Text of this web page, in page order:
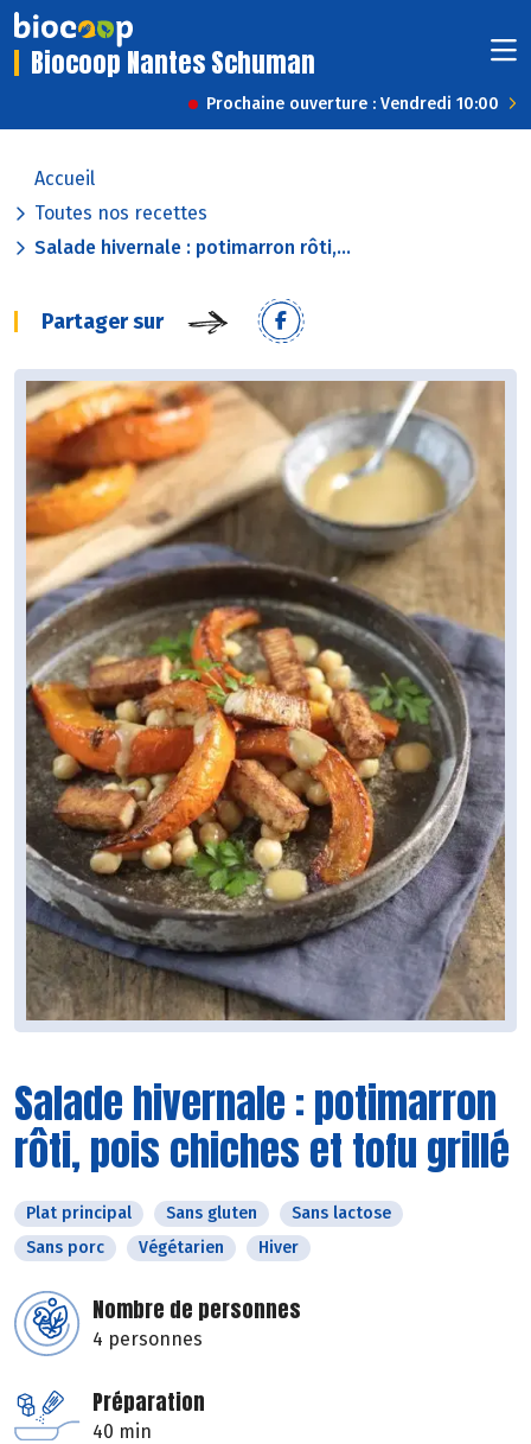
Biocoop Nantes Schuman
Prochaine ouverture : Vendredi 10:00
Accueil
Toutes nos recettes
Salade hivernale : potimarron rôti,...
Partager sur
Salade hivernale : potimarron
rôti, pois chiches et tofu grillé
Plat principal Sans gluten
Sans lactose
Sans porc
Végétarien Hiver
Nombre de personnes
4 personnes
Préparation
40 min